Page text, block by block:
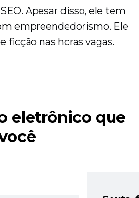
Apesar disso, ele tem
empreendedorismo. Ele
ficção nas horas vagas.
eletrônico que